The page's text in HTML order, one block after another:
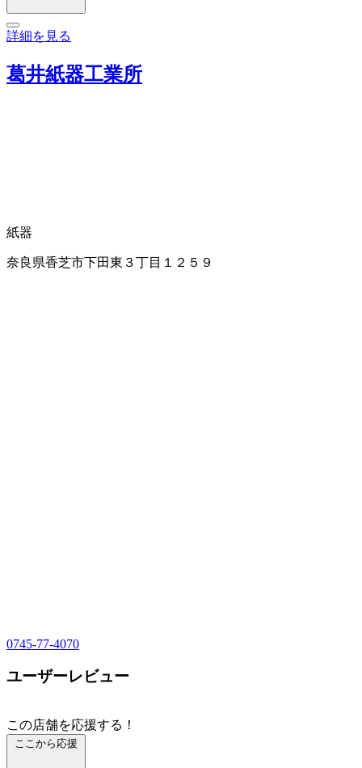
詳細を見る
葛井紙器工業所
紙器
奈良県香芝市下田東３丁目１２５９
0745-77-4070
ユーザーレビュー
この店舗を応援する！
ここから応援